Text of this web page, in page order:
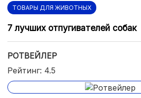
ТОВАРЫ ДЛЯ ЖИВОТНЫХ
7 лучших отпугивателей собак
РОТВЕЙЛЕР
Рейтинг: 4.5